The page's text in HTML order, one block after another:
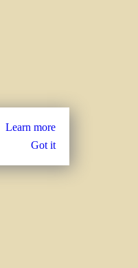
Learn more
Got it